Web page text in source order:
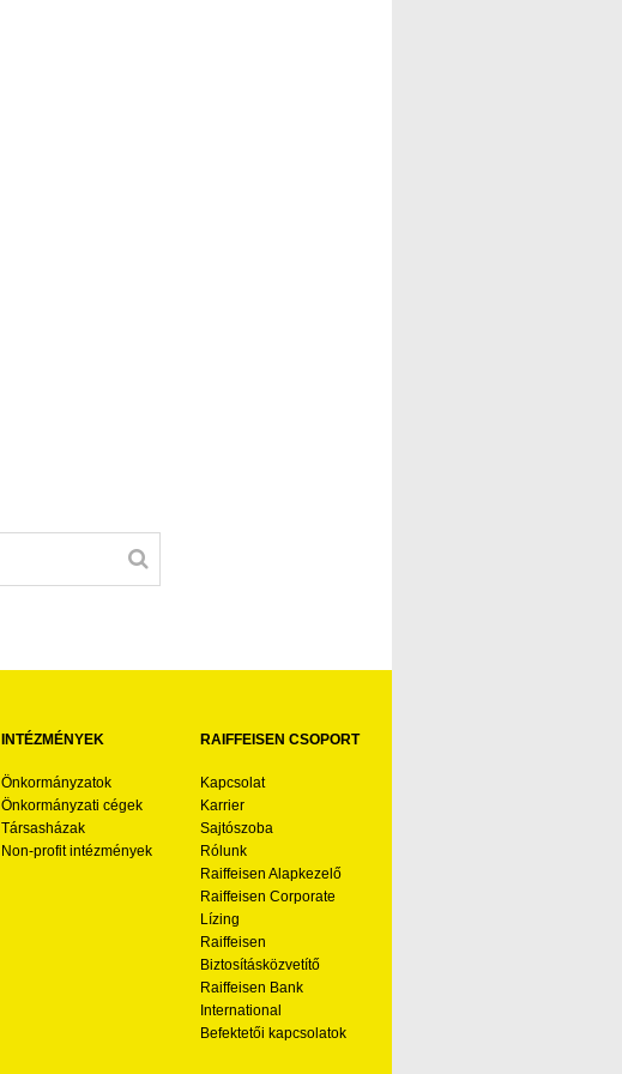
INTÉZMÉNYEK
Önkormányzatok
Önkormányzati cégek
Társasházak
Non-profit intézmények
RAIFFEISEN CSOPORT
Kapcsolat
Karrier
Sajtószoba
Rólunk
Raiffeisen Alapkezelő
Raiffeisen Corporate
Lízing
Raiffeisen
Biztosításközvetítő
Raiffeisen Bank
International
Befektetői kapcsolatok